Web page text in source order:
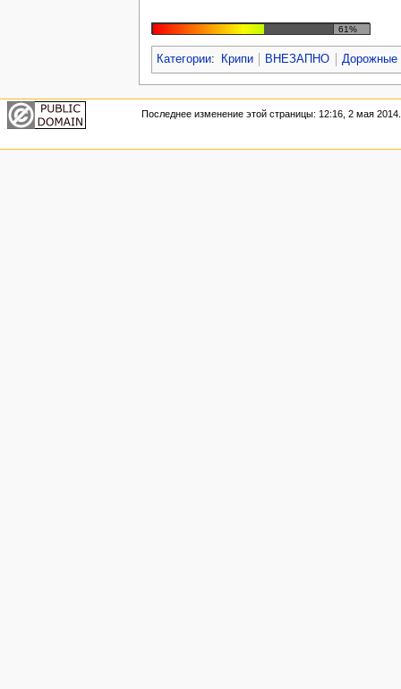
61%
Категории: Крипи ВНЕЗАПНО Дорожные
Последнее изменение этой страницы: 12:16, 2 мая 2014.